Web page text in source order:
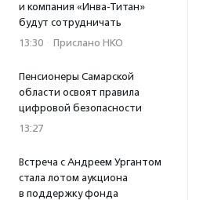
и компания «Инва-Титан»
будут сотрудничать
13:30 · Прислано НКО
Пенсионеры Самарской
области освоят правила
цифровой безопасности
13:27
Встреча с Андреем Ургантом
стала лотом аукциона
в поддержку фонда